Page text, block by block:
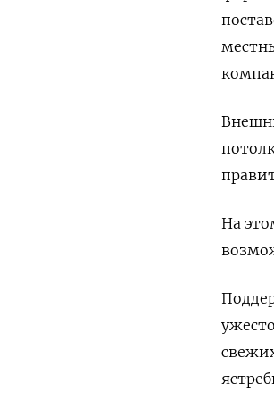
На